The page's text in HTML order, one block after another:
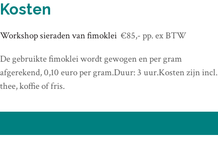
Kosten
Workshop sieraden van fimoklei €85,- pp. ex BTW
De gebruikte fimoklei wordt gewogen en per gram
afgerekend, 0,10 euro per gram.Duur: 3 uur.Kosten zijn incl.
thee, koffie of fris.